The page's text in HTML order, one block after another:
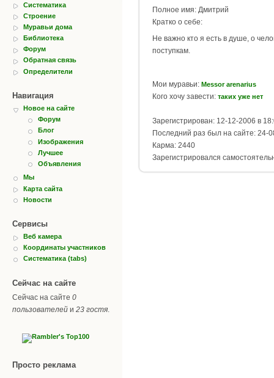
Систематика
Строение
Муравьи дома
Библиотека
Форум
Обратная связь
Определители
Навигация
Новое на сайте
Форум
Блог
Изображения
Лучшее
Объявления
Мы
Карта сайта
Новости
Сервисы
Веб камера
Координаты участников
Систематика (tabs)
Сейчас на сайте
Сейчас на сайте 0
пользователей и 23 гостя.
Просто реклама
Полное имя: Дмитрий
Кратко о себе:
Не важно кто я есть в душе, о
поступкам.
Мои муравьи: Messor arenarius
Кого хочу завести: таких уже нет
Зарегистрирован: 12-12-2006 в
Последний раз был на сайте: 24-
Карма: 2440
Зарегистрировался